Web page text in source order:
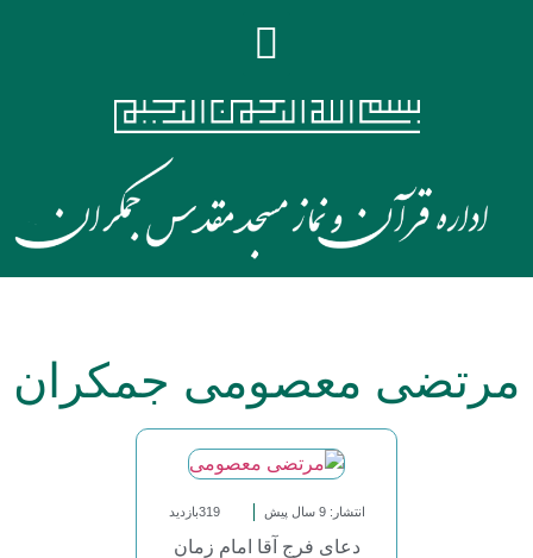
مرتضی معصومی جمکران
انتشار: 9 سال پیش 319بازدید
دعای فرج آقا امام زمان